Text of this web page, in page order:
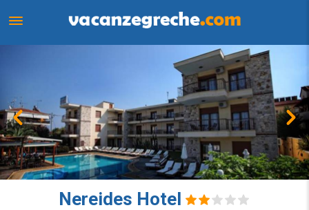
Nereides Hotel